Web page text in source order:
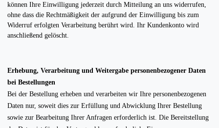
können Ihre Einwilligung jederzeit durch Mitteilung an uns widerrufen,
ohne dass die Rechtmäßigkeit der aufgrund der Einwilligung bis zum
Widerruf erfolgten Verarbeitung berührt wird. Ihr Kundenkonto wird
anschließend gelöscht.
Erhebung, Verarbeitung und Weitergabe personenbezogener Daten
bei Bestellungen
Bei der Bestellung erheben und verarbeiten wir Ihre personenbezogenen
Daten nur, soweit dies zur Erfüllung und Abwicklung Ihrer Bestellung
sowie zur Bearbeitung Ihrer Anfragen erforderlich ist. Die Bereitstellung